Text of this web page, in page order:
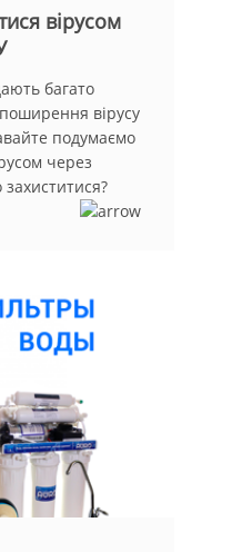
вірусом
багато
вірусу
подумаємо
через
захиститися?